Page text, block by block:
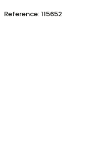
Reference:115652